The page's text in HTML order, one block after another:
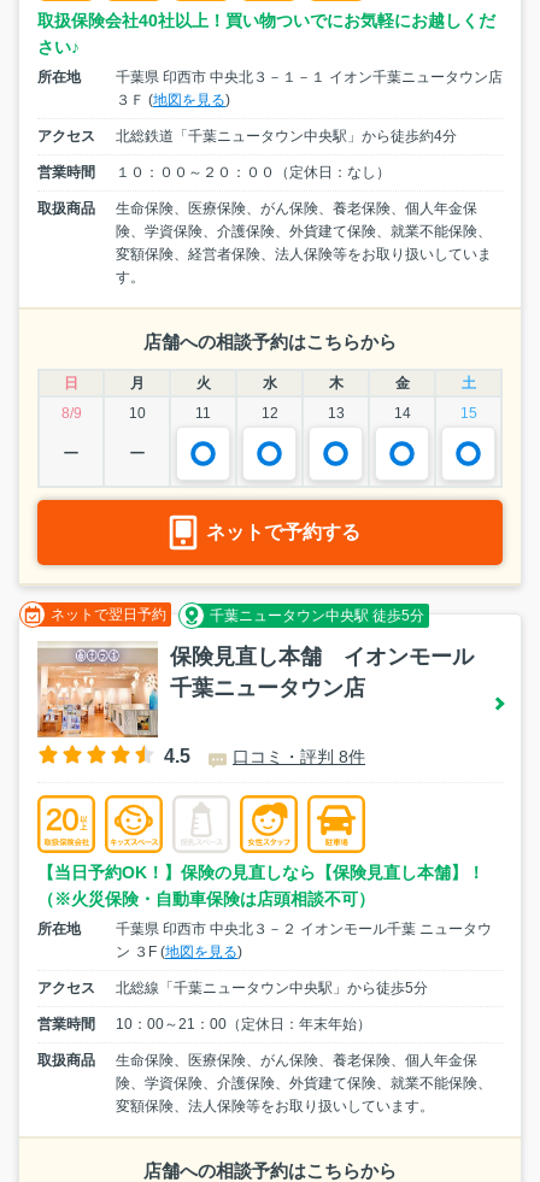
取扱保険会社40社以上！買い物ついでにお気軽にお越しくだ
さい♪
所在地
千葉県 印西市 中央北３－１－１ イオン千葉ニュータウン店
３Ｆ (地図を見る)
アクセス 北総鉄道「千葉ニュータウン中央駅」から徒歩約4分
営業時間 １０：００～２０：００（定休日：なし）
取扱商品
生命保険、医療保険、がん保険、養老保険、個人年金保
険、学資保険、介護保険、外貨建て保険、就業不能保険、
変額保険、経営者保険、法人保険等をお取り扱いしていま
す。
店舗への相談予約はこちらから
日 月 火 水 木 金
土
8/9
10 11 12 13 14 15
ー ー
ネットで予約する
ネットで翌日予約 千葉ニュータウン中央駅 徒歩5分
保険見直し本舗 イオンモール
千葉ニュータウン店
4.5 口コミ・評判 8件
【当日予約OK！】保険の見直しなら【保険見直し本舗】！
（※火災保険・自動車保険は店頭相談不可）
所在地
千葉県 印西市 中央北３－２ イオンモール千葉 ニュータウ
ン ３F (地図を見る)
アクセス 北総線「千葉ニュータウン中央駅」から徒歩5分
営業時間 10：00～21：00（定休日：年末年始）
取扱商品
生命保険、医療保険、がん保険、養老保険、個人年金保
険、学資保険、介護保険、外貨建て保険、就業不能保険、
変額保険、法人保険等をお取り扱いしています。
店舗への相談予約はこちらから